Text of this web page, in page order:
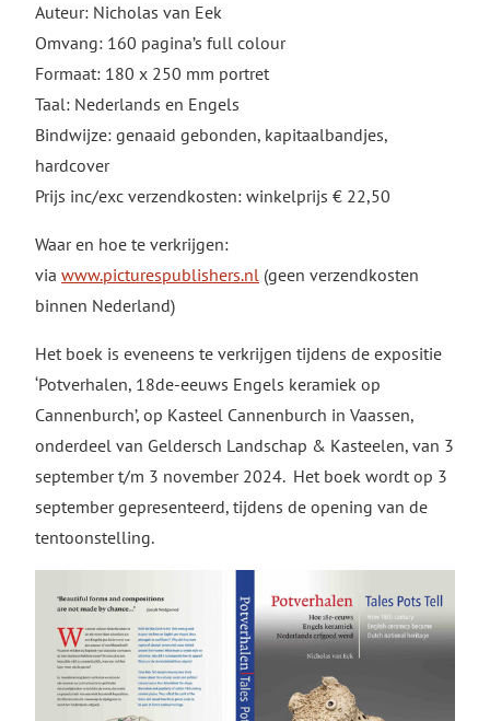
Auteur: Nicholas van Eek
Omvang: 160 pagina’s full colour
Formaat: 180 x 250 mm portret
Taal: Nederlands en Engels
Bindwijze: genaaid gebonden, kapitaalbandjes,
hardcover
Prijs inc/exc verzendkosten: winkelprijs € 22,50
Waar en hoe te verkrijgen:
via www.picturespublishers.nl (geen verzendkosten
binnen Nederland)
Het boek is eveneens te verkrijgen tijdens de expositie
‘Potverhalen, 18de-eeuws Engels keramiek op
Cannenburch’, op Kasteel Cannenburch in Vaassen,
onderdeel van Geldersch Landschap & Kasteelen, van 3
september t/m 3 november 2024. Het boek wordt op 3
september gepresenteerd, tijdens de opening van de
tentoonstelling.